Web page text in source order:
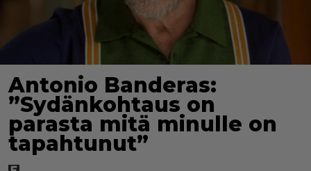
Antonio Banderas:
”Sydänkohtaus on
parasta mitä minulle on
tapahtunut”